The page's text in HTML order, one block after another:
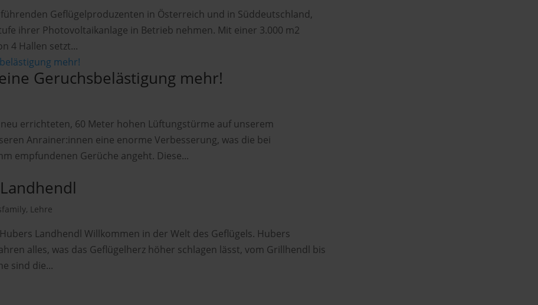
Geflügelproduzenten in Österreich und in Süddeutschland,
ihrer Photovoltaikanlage in Betrieb nehmen. Mit einer 3.000 m2
4 Hallen setzt...
Geruchsbelästigung mehr!
errichteten, 60 Meter hohen Lüftungstürme auf unserem
Anrainer:innen eine enorme Verbesserung, was die bei
empfundenen Gerüche angeht. Diese...
, Lehre
Landhendl Willkommen in der Welt des Geflügels. Hubers
alles, was das Geflügelherz höher schlagen lässt, vom Grillhendl bis
sind die...